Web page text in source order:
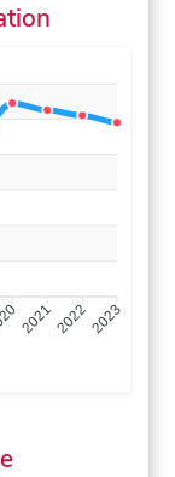
202120222023